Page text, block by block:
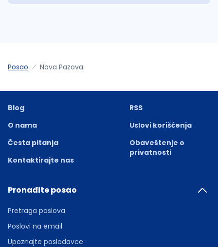
Posao Nova Pazova
Blog
O nama
Česta pitanja
Kontaktirajte nas
RSS
Uslovi korišćenja
Obaveštenje o
privatnosti
Pronađite posao
Pretraga poslova
Poslovi na email
Upoznajte poslodavce